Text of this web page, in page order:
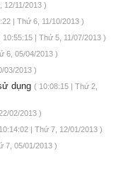
12/11/2013 )
| Thứ 6, 11/10/2013 )
10:55:15 | Thứ 5, 11/07/2013 )
6, 05/04/2013 )
03/2013 )
dụng ( 10:08:15 | Thứ 2,
02/2013 )
| Thứ 7, 12/01/2013 )
7, 05/01/2013 )